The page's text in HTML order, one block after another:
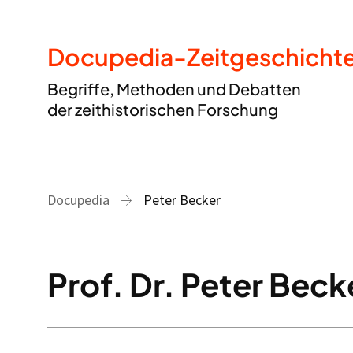
Docupedia-
Begriffe, Methoden und Debatten
der zeithistorischen Forschung
Docupedia Peter Becker
Prof. Dr. Peter